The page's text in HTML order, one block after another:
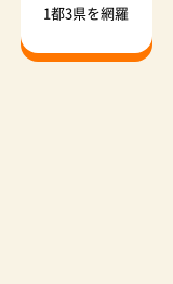
1都3県を網羅